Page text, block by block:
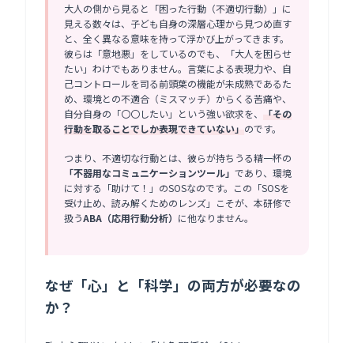
大人の側から見ると「困った行動（不適切行動）」に
見える数々は、子ども自身の深層心理から見つめ直す
と、全く異なる意味を持って浮かび上がってきます。
彼らは「意地悪」をしているのでも、「大人を困らせ
たい」わけでもありません。言葉による表現力や、自
己コントロールを司る前頭葉の機能が未成熟であるた
め、環境との不適合（ミスマッチ）からくる苦痛や、
自分自身の「〇〇したい」という強い欲求を、
「その
行動を取ることでしか表現できていない」 のです。
つまり、不適切な行動とは、彼らが持ちうる精一杯の
「不器用なコミュニケーションツール」 であり、環境
に対する「助けて！」のSOSなのです。この「SOSを
受け止め、読み解くためのレンズ」こそが、本研修で
扱うABA（応用行動分析） に他なりません。
なぜ「心」と「科学」の両方が必要なの
か？